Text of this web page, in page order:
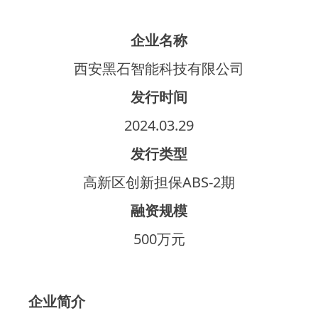
企业名称
西安黑石智能科技有限公司
发行时间
2024.03.29
发行类型
高新区创新担保ABS-2期
融资规模
500万元
企业简介